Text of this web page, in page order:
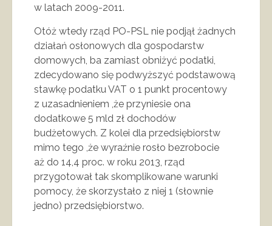
w latach 2009-2011.
Otóż wtedy rząd PO-PSL nie podjął żadnych
działań osłonowych dla gospodarstw
domowych, ba zamiast obniżyć podatki,
zdecydowano się podwyższyć podstawową
stawkę podatku VAT o 1 punkt procentowy
z uzasadnieniem ,że przyniesie ona
dodatkowe 5 mld zł dochodów
budżetowych. Z kolei dla przedsiębiorstw
mimo tego ,że wyraźnie rosło bezrobocie
aż do 14,4 proc. w roku 2013, rząd
przygotował tak skomplikowane warunki
pomocy, że skorzystało z niej 1 (słownie
jedno) przedsiębiorstwo.